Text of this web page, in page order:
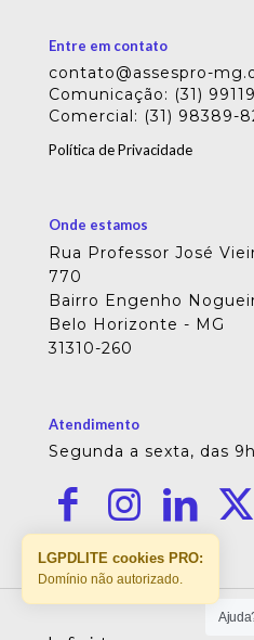
Entre em contato
contato@assespro-
Comunicação: (31)
Comercial: (31) 98389-
Política de Privacidade
Onde estamos
Rua Professor José
770
Bairro Engenho
Belo Horizonte - MG
31310-260
Atendimento
Segunda a sexta, das
LGPDLITE cookies PRO:
Domínio não autorizado.